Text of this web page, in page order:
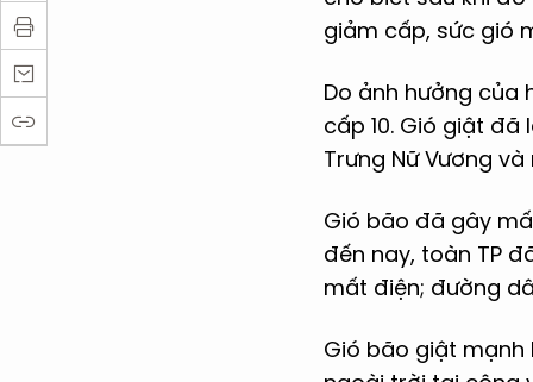
giảm cấp, sức gió
Do ảnh hưởng của
cấp 10. Gió giật
Trưng Nữ Vương
Gió bão đã gây
đến nay, toàn TP
mất điện; đường
Gió bão giật mạnh